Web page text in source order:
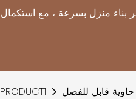
PRODUCT1 قابل للفصل